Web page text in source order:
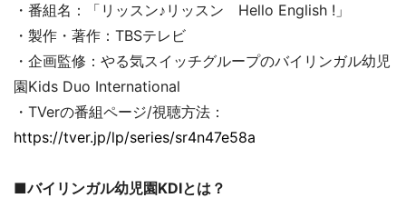
・番組名：「リッスン♪リッスン Hello English !」
・製作・著作：TBSテレビ
・企画監修：やる気スイッチグループのバイリンガル幼児
園Kids Duo International
・TVerの番組ページ/視聴方法：
https://tver.jp/lp/series/sr4n47e58a
■バイリンガル幼児園KDIとは？